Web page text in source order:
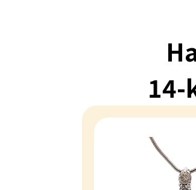
14-